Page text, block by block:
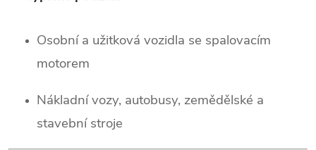
Osobní a užitková vozidla se spalovacím
motorem
Nákladní vozy, autobusy, zemědělské a
stavební stroje